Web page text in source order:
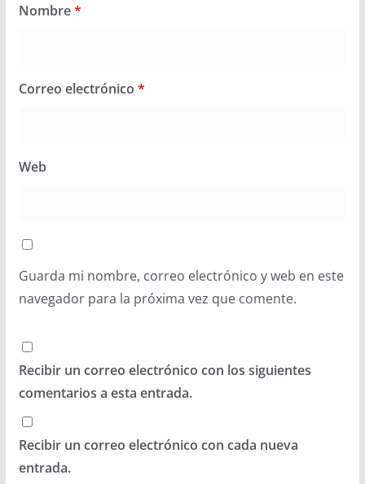
Nombre*
Correo electrónico *
Web
Guarda mi nombre, correo electrónico y web en este
navegador para la próxima vez que comente.
Recibir un correo electrónico con los siguientes
comentarios a esta entrada.
Recibir un correo electrónico con cada nueva
entrada.